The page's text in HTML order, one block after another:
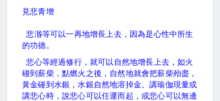
見悲青增
悲湣等可以一再地增長上去，因為是心性中所生
的功德。
悲心等經過修行，就可以自然地增長上去，如火
碰到薪柴，點燃火之後，自然地就會把薪柴殆盡，
黃金碰到水銀，水銀自然地溶掉金。講瑜伽現量或
講悲心時，說悲心可以任運而起，或悲心可以無邊